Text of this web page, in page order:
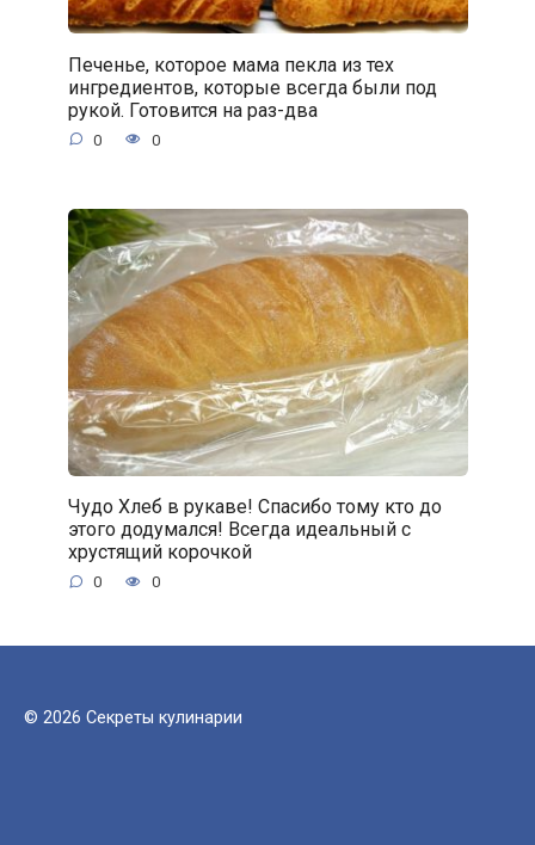
Печенье, которое мама пекла из тех
ингредиентов, которые всегда были под
рукой. Готовится на раз-два
0 0
Чудо Хлеб в рукаве! Спасибо тому кто до
этого додумался! Всегда идеальный с
хрустящий корочкой
0 0
© 2026 Секреты кулинарии